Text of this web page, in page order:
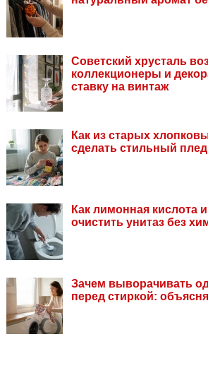
Советский хрусталь
коллекционеры и
ставку на винтаж
Как из старых
сделать стильный
Как лимонная кислота
очистить унитаз без
Зачем выворачивать
перед стиркой: